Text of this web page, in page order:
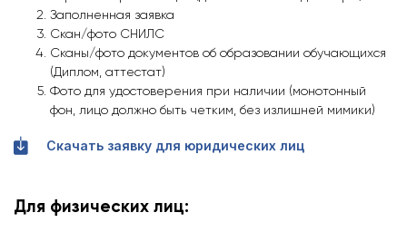
Заполненная заявка
Скан/фото СНИЛС
Сканы/фото документов об образовании обучающихся
(Диплом, аттестат)
Фото для удостоверения при наличии (монотонный
фон, лицо должно быть четким, без излишней мимики)
Скачать заявку для юридических лиц
Для физических лиц: